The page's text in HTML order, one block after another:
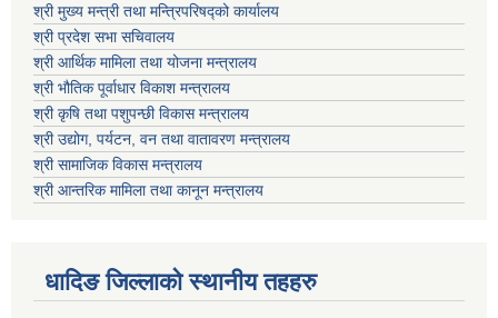
श्री मुख्य मन्त्री तथा मन्त्रिपरिषद्को कार्यालय
श्री प्रदेश सभा सचिवालय
श्री आर्थिक मामिला तथा योजना मन्त्रालय
श्री भौतिक पूर्वाधार विकाश मन्त्रालय
श्री कृषि तथा पशुपन्छी विकास मन्त्रालय
श्री उद्योग, पर्यटन, वन तथा वातावरण मन्त्रालय
श्री सामाजिक विकास मन्त्रालय
श्री आन्तरिक मामिला तथा कानून मन्त्रालय
धादिङ जिल्लाकाे स्थानीय तहहरु